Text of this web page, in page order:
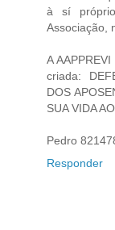
à sí
Associação,
A
criada:
DOS
SUA VIDA
Pedro
Responder